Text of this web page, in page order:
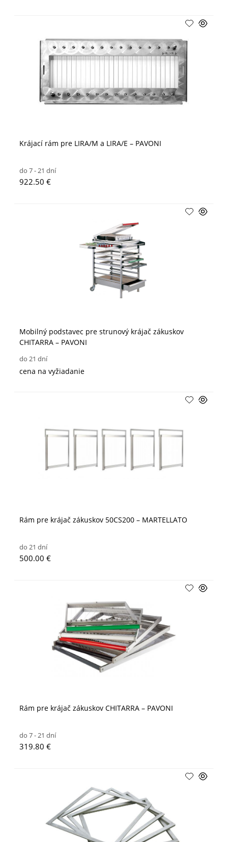
Krájací rám pre LIRA/M a LIRA/E – PAVONI
do 7 - 21 dní
922.50 €
Mobilný podstavec pre strunový krájač zákuskov
CHITARRA – PAVONI
do 21 dní
cena na vyžiadanie
Rám pre krájač zákuskov 50CS200 – MARTELLATO
do 21 dní
500.00 €
Rám pre krájač zákuskov CHITARRA – PAVONI
do 7 - 21 dní
319.80 €